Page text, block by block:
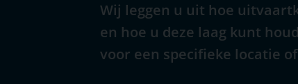
Wij leggen u uit hoe
en hoe u deze laag kunt
voor een specifieke locatie